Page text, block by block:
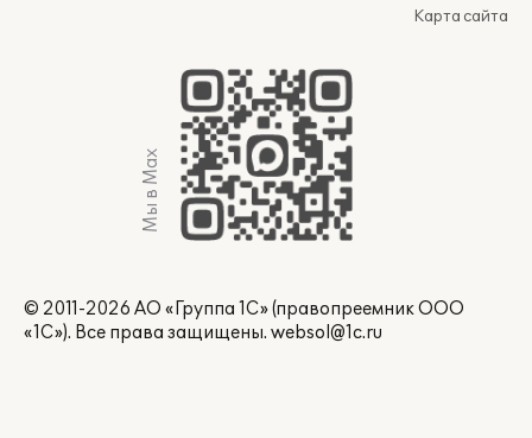
Карта сайта
Мы в Max
© 2011-2026 АО «Группа 1С» (правопреемник ООО
«1С»). Все права защищены. websol@1c.ru